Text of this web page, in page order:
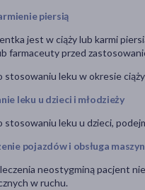
piersią
jest w ciąży lub karmi
farmaceuty przed
stosowaniu leku w okresie
leku u dzieci i młodzieży
stosowaniu leku u dzieci,
pojazdów i obsługa maszyn
neostygminą pacjent
w ruchu.